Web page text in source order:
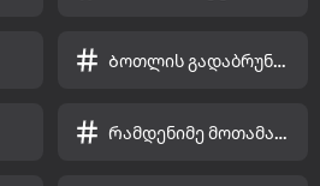
Ბოთლის გადაბრუნება
Რამდენიმე მოთამაშე